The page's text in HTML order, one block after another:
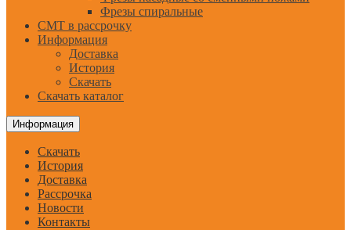
Фрезы спиральные
CMT в рассрочку
Информация
Доставка
История
Скачать
Скачать каталог
Информация
Скачать
История
Доставка
Рассрочка
Новости
Контакты